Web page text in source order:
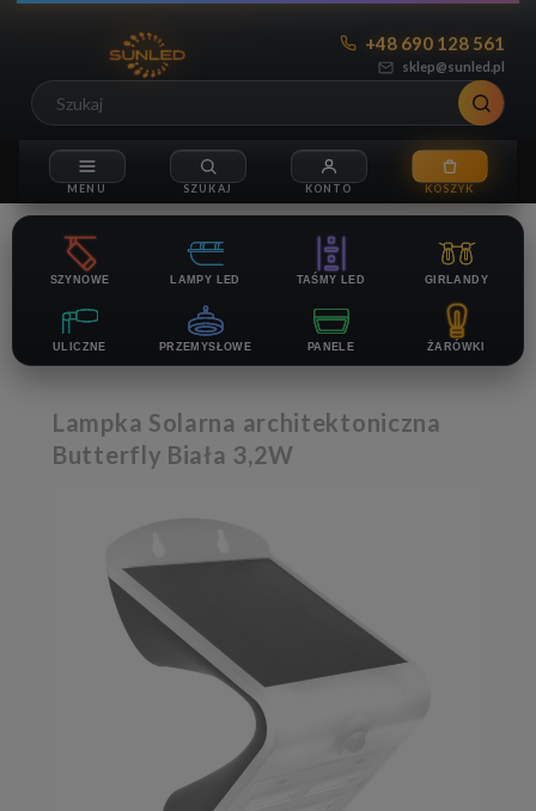
sklep@sunled.pl
+48 690 128 561
SZYNOWE LAMPY LED TAŚMY LED GIRLANDY
ULICZNE PRZEMYSŁOWE PANELE ŻARÓWKI
Lampka Solarna architektoniczna
Butterfly Biała 3,2W